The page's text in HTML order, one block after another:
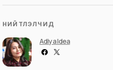
НИЙТЛЭЛЧИД
Adiya Idea